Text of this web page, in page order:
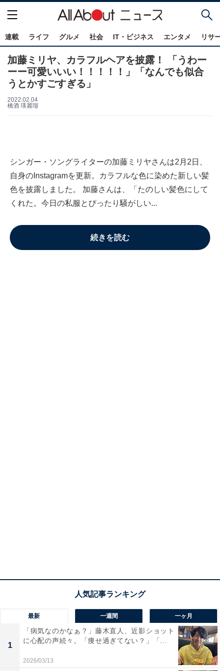
連載 ライフ グルメ 社会 IT・ビジネス エンタメ リサ
加藤ミリヤ、カラフルヘアを披露！ 「うわー
ーー可愛いいい！！！！！」「なんでも似合
うとかすごすぎる」
2022.02.04
橋酒 瑛麗瑠
シンガー・ソングライターの加藤ミリヤさんは2月2日、
自身のInstagramを更新。カラフルな色に染めた新しい髪
色を披露しました。 加藤さんは、「たのしい髪色にして
くれた。今日の私服とぴったり騒がしい...
続きを読む
最新 一週間 一ヶ月
1
「病気なのかなぁ？」藤木直人、近影ショット
に心配の声続々。「痩せ過ぎてない？」「...
2026/03/13